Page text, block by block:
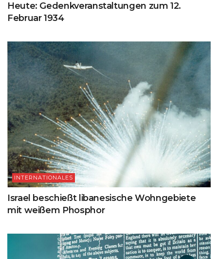
Heute: Gedenkveranstaltungen zum 12.
Februar 1934
INTERNATIONALES
Israel beschießt libanesische Wohngebiete
mit weißem Phosphor